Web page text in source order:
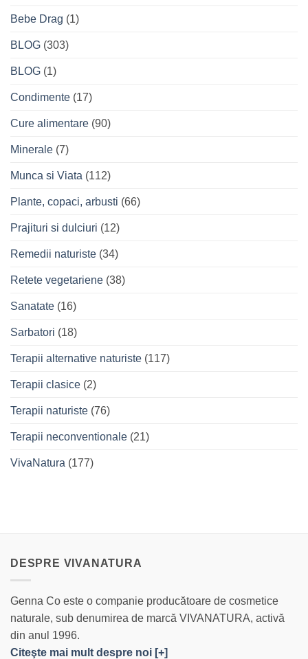
Bebe Drag (1)
BLOG (303)
BLOG (1)
Condimente (17)
Cure alimentare (90)
Minerale (7)
Munca si Viata (112)
Plante, copaci, arbusti (66)
Prajituri si dulciuri (12)
Remedii naturiste (34)
Retete vegetariene (38)
Sanatate (16)
Sarbatori (18)
Terapii alternative naturiste (117)
Terapii clasice (2)
Terapii naturiste (76)
Terapii neconventionale (21)
VivaNatura (177)
DESPRE VIVANATURA
Genna Co este o companie producătoare de cosmetice
naturale, sub denumirea de marcă VIVANATURA, activă
din anul 1996.
Citeşte mai mult despre noi [+]